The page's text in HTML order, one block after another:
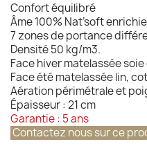
Confort équilibré
Âme 100% Nat’soft
7 zones de portance
Densité 50 kg/m3.
Face hiver matelassée
Face été matelassée lin,
Aération périmétrale et
Épaisseur : 21 cm
Garantie : 5 ans
Contactez nous sur ce